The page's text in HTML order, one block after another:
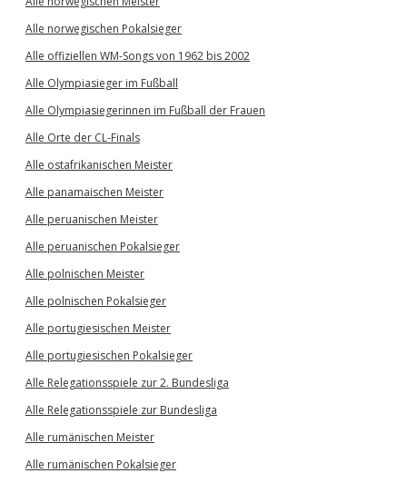
Alle norwegischen Pokalsieger
Alle offiziellen WM-Songs von 1962 bis 2002
Alle Olympiasieger im Fußball
Alle Olympiasiegerinnen im Fußball der Frauen
Alle Orte der CL-Finals
Alle ostafrikanischen Meister
Alle panamaischen Meister
Alle peruanischen Meister
Alle peruanischen Pokalsieger
Alle polnischen Meister
Alle polnischen Pokalsieger
Alle portugiesischen Meister
Alle portugiesischen Pokalsieger
Alle Relegationsspiele zur 2. Bundesliga
Alle Relegationsspiele zur Bundesliga
Alle rumänischen Meister
Alle rumänischen Pokalsieger